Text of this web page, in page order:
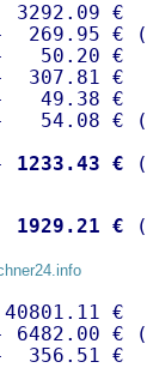
€
269.95 €
50.20 €
307.81 €
49.38 €
54.08 € (
1233.43 €
1929.21 €
€
€
356.51 €